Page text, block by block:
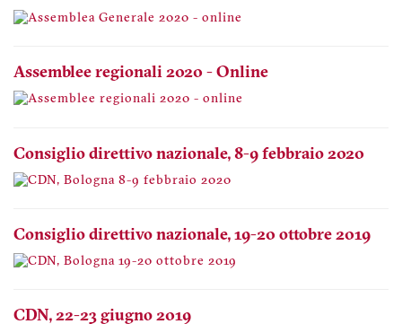
Assemblee regionali 2020 - Online
Consiglio direttivo nazionale, 8-9 febbraio 2020
Consiglio direttivo nazionale, 19-20 ottobre 2019
CDN, 22-23 giugno 2019